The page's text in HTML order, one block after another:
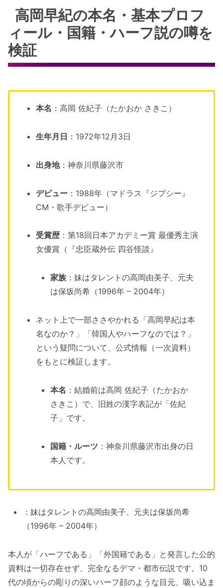
高岡早紀の本名・基本プロフ
ィール・国籍・ハーフ説の噂を
検証
本名 ：高岡 佐紀子（たかおか さきこ）
生年月日 ：1972年12月3日
出身地：神奈川県藤沢市
デビュー ：1988年（マドラス『ジプシー』
CM・歌手デビュー）
受賞歴 ：第18回日本アカデミー賞 最優秀主演
女優賞（『忠臣蔵外伝 四谷怪談』
家族 ：妹はタレントの高岡由美子、元夫
は保坂尚希（1996年 – 2004年）
ネット上で一部ささやかれる「高岡早紀は本
名なのか？」「韓国人やハーフなのでは？」
という疑問について、公式情報（一次資料）
をもとに検証します。
本名 ：結婚前は高岡 佐紀子（たかおか
さきこ）で、旧姓の漢字表記が「佐紀
子」です。
国籍・ルーツ ：神奈川県藤沢市出身の日
本人です。
：妹はタレントの高岡由美子、元夫は保坂尚希
（1996年 – 2004年）
本人が「ハーフである」「外国籍である」と発言した公的
資料は一切存在せず、完全なるデマ・都市伝説です。10
代の頃からの彫りの深いハーフ顔のような目元、吸い込ま